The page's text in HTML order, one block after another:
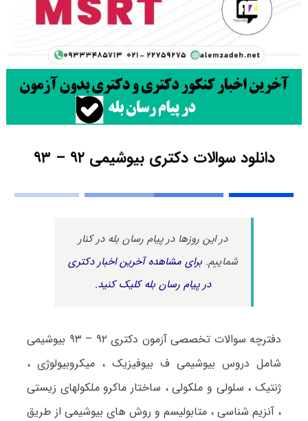
دانلود سوالات دکتری بیوشیمی ۹۲ – ۹۳
در این روزها در پیام رسان بله در کنار
شماییم.برای مشاهده آخرین اخبار دکتری
در پیام رسان بله کلیک کنید.
دفترچه سوالات تخصصی آزمون دکتری ۹۲ – ۹۳ بیوشیمی
شامل دروس بیوشیمی ف بیوفیزیک ، میکروبیولوژی ،
ژنتیک ، سلولی و ملکولی ، ساختار ماکرو ملکولهای زیستی
، آنزیم شناسی ، متابولیسم و روش های بیوشیمی از طریق